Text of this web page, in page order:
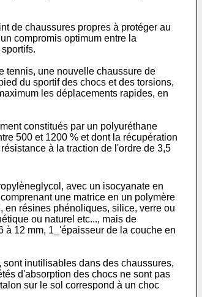
de chaussures propres à protéger au
compromis optimum entre la
tennis, une nouvelle chaussure de
du sportif des chocs et des torsions,
les déplacements rapides, en
constitués par un polyuréthane
500 et 1200 % et dont la récupération
à la traction de l'ordre de 3,5
avec un isocyanate en
une matrice en un polymère
en résines phénoliques, silice, verre ou
ou naturel etc..., mais de
à 12 mm, 1_'épaisseur de la couche en
inutilisables dans des chaussures,
d'absorption des chocs ne sont pas
sur le sol correspond à un choc